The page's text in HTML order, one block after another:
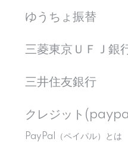
ゆうちょ振替
三菱東京ＵＦＪ銀
三井住友銀行
クレジット
PayPal（ペイパル）とは